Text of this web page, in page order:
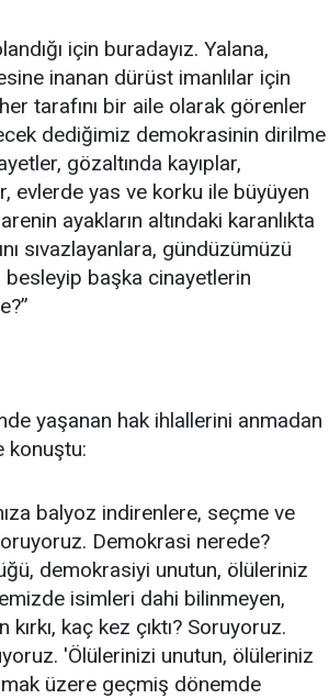
için buradayız. Yalana,
inanan dürüst imanlılar için
tarafını bir aile olarak görenler
dediğimiz demokrasinin dirilme
gözaltında kayıplar,
evlerde yas ve korku ile büyüyen
ayakların altındaki karanlıkta
sıvazlayanlara, gündüzümüzü
besleyip başka cinayetlerin
yaşanan hak ihlallerini anmadan
konuştu:
balyoz indirenlere, seçme ve
Demokrasi nerede?
demokrasiyi unutun, ölüleriniz
isimleri dahi bilinmeyen,
kaç kez çıktı? Soruyoruz.
'Ölülerinizi unutun, ölüleriniz
üzere geçmiş dönemde